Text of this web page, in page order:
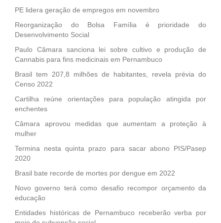
PE lidera geração de empregos em novembro
Reorganização do Bolsa Família é prioridade do
Desenvolvimento Social
Paulo Câmara sanciona lei sobre cultivo e produção de
Cannabis para fins medicinais em Pernambuco
Brasil tem 207,8 milhões de habitantes, revela prévia do
Censo 2022
Cartilha reúne orientações para população atingida por
enchentes
Câmara aprovou medidas que aumentam a proteção à
mulher
Termina nesta quinta prazo para sacar abono PIS/Pasep
2020
Brasil bate recorde de mortes por dengue em 2022
Novo governo terá como desafio recompor orçamento da
educação
Entidades históricas de Pernambuco receberão verba por